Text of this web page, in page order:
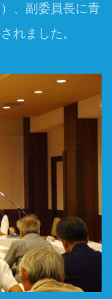
、副委員長に青
れました。